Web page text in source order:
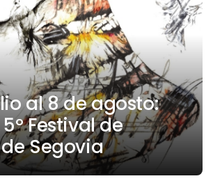
al 8 de agosto:
5º Festival de
Segovia